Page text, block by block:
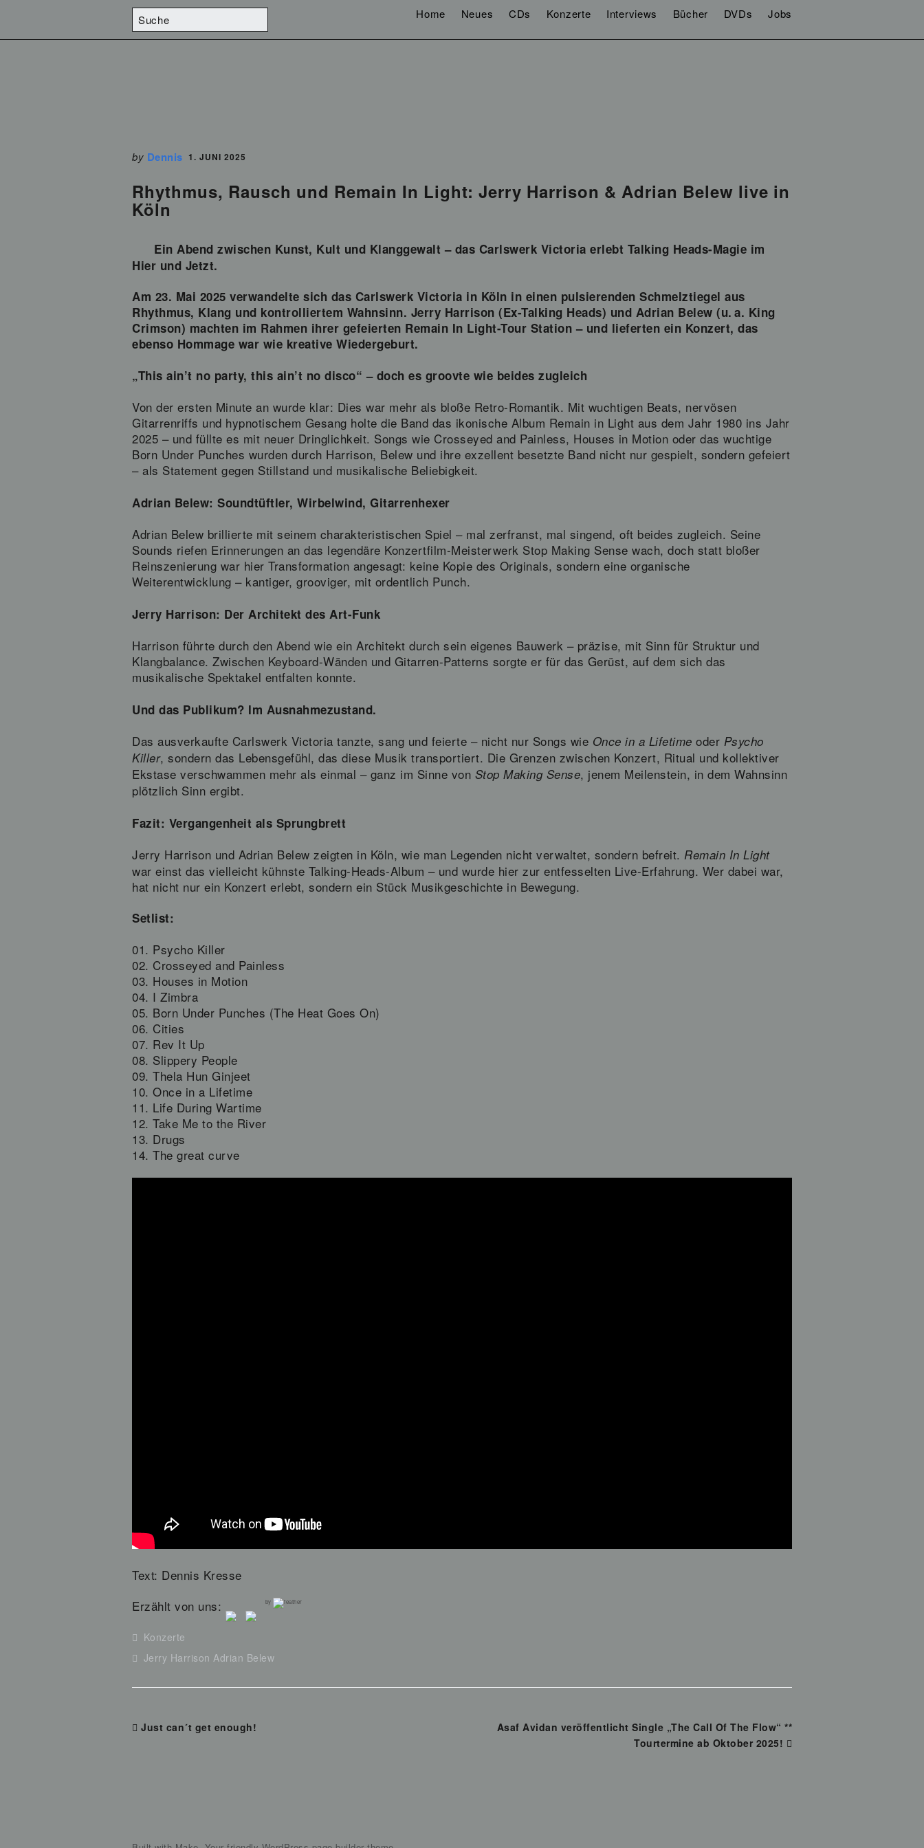
Home Neues CDs Konzerte Interviews Bücher DVDs Jobs
by Dennis 1. JUNI 2025
Rhythmus, Rausch und Remain In Light: Jerry Harrison & Adrian Belew live in
Köln
Ein Abend zwischen Kunst, Kult und Klanggewalt – das Carlswerk Victoria erlebt Talking Heads-Magie im
Hier und Jetzt.
Am 23. Mai 2025 verwandelte sich das Carlswerk Victoria in Köln in einen pulsierenden Schmelztiegel aus
Rhythmus, Klang und kontrolliertem Wahnsinn. Jerry Harrison (Ex-Talking Heads) und Adrian Belew (u. a. King
Crimson) machten im Rahmen ihrer gefeierten Remain In Light-Tour Station – und lieferten ein Konzert, das
ebenso Hommage war wie kreative Wiedergeburt.
„This ain’t no party, this ain’t no disco“ – doch es groovte wie beides zugleich
Von der ersten Minute an wurde klar: Dies war mehr als bloße Retro-Romantik. Mit wuchtigen Beats, nervösen
Gitarrenriffs und hypnotischem Gesang holte die Band das ikonische Album Remain in Light aus dem Jahr 1980 ins Jahr
2025 – und füllte es mit neuer Dringlichkeit. Songs wie Crosseyed and Painless, Houses in Motion oder das wuchtige
Born Under Punches wurden durch Harrison, Belew und ihre exzellent besetzte Band nicht nur gespielt, sondern gefeiert
– als Statement gegen Stillstand und musikalische Beliebigkeit.
Adrian Belew: Soundtüftler, Wirbelwind, Gitarrenhexer
Adrian Belew brillierte mit seinem charakteristischen Spiel – mal zerfranst, mal singend, oft beides zugleich. Seine
Sounds riefen Erinnerungen an das legendäre Konzertfilm-Meisterwerk Stop Making Sense wach, doch statt bloßer
Reinszenierung war hier Transformation angesagt: keine Kopie des Originals, sondern eine organische
Weiterentwicklung – kantiger, grooviger, mit ordentlich Punch.
Jerry Harrison: Der Architekt des Art-Funk
Harrison führte durch den Abend wie ein Architekt durch sein eigenes Bauwerk – präzise, mit Sinn für Struktur und
Klangbalance. Zwischen Keyboard-Wänden und Gitarren-Patterns sorgte er für das Gerüst, auf dem sich das
musikalische Spektakel entfalten konnte.
Und das Publikum? Im Ausnahmezustand.
Das ausverkaufte Carlswerk Victoria tanzte, sang und feierte – nicht nur Songs wie Once in a Lifetime oder Psycho
Killer, sondern das Lebensgefühl, das diese Musik transportiert. Die Grenzen zwischen Konzert, Ritual und kollektiver
Ekstase verschwammen mehr als einmal – ganz im Sinne von Stop Making Sense, jenem Meilenstein, in dem Wahnsinn
plötzlich Sinn ergibt.
Fazit: Vergangenheit als Sprungbrett
Jerry Harrison und Adrian Belew zeigten in Köln, wie man Legenden nicht verwaltet, sondern befreit. Remain In Light
war einst das vielleicht kühnste Talking-Heads-Album – und wurde hier zur entfesselten Live-Erfahrung. Wer dabei war,
hat nicht nur ein Konzert erlebt, sondern ein Stück Musikgeschichte in Bewegung.
Setlist:
01. Psycho Killer
02. Crosseyed and Painless
03. Houses in Motion
04. I Zimbra
05. Born Under Punches (The Heat Goes On)
06. Cities
07. Rev It Up
08. Slippery People
09. Thela Hun Ginjeet
10. Once in a Lifetime
11. Life During Wartime
12. Take Me to the River
13. Drugs
14. The great curve
Text: Dennis Kresse
Erzählt von uns:
by
Konzerte
Jerry Harrison Adrian Belew
Just can´t get enough!
Asaf Avidan veröffentlicht Single „The Call Of The Flow“ **
Tourtermine ab Oktober 2025!